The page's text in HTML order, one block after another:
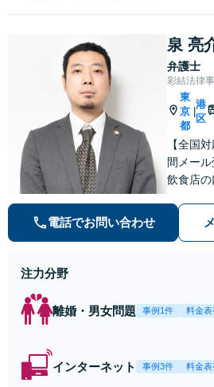
泉 亮
弁護士
彩結法律
東
京
都
港
区
【全国
間メール
飲食店の
の種類
早期対
電話でお問い合わせ
注力分野
離婚・男女問題 事例1件 料金表
インターネット 事例3件 料金表